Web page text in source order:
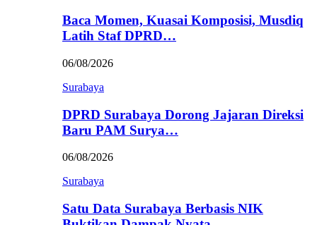
Baca Momen, Kuasai Komposisi, Musdiq
Latih Staf DPRD…
06/08/2026
Surabaya
DPRD Surabaya Dorong Jajaran Direksi
Baru PAM Surya…
06/08/2026
Surabaya
Satu Data Surabaya Berbasis NIK